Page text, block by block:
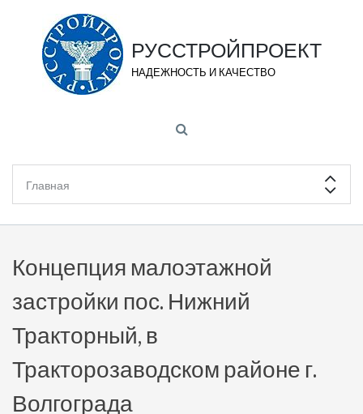
РУССТРОЙПРОЕКТ
НАДЕЖНОСТЬ И КАЧЕСТВО
Концепция малоэтажной
застройки пос. Нижний
Тракторный, в
Тракторозаводском районе г.
Волгограда